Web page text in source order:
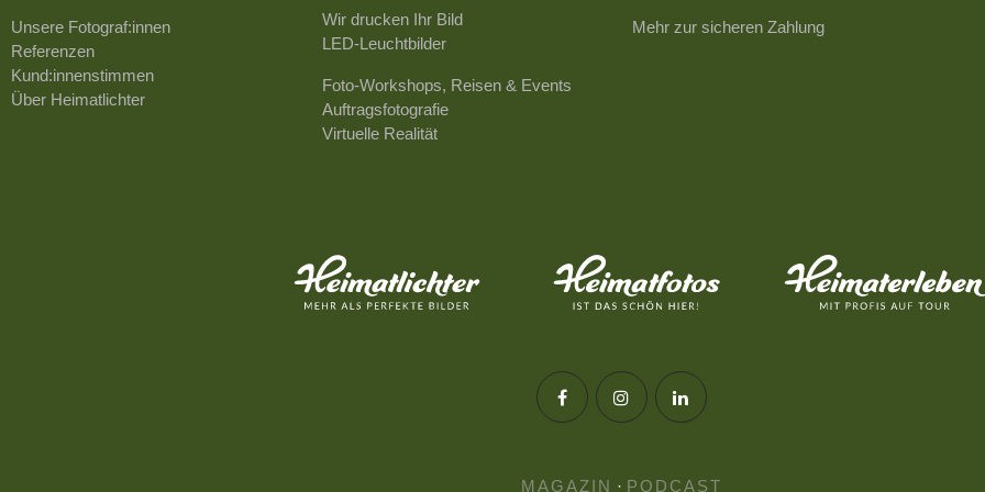
Unsere Fotograf:innen
Referenzen
Kund:innenstimmen
Über Heimatlichter
Wir drucken Ihr Bild
LED-Leuchtbilder
Foto-Workshops, Reisen & Events
Auftragsfotografie
Virtuelle Realität
Mehr zur sicheren Zahlung
MAGAZIN · PODCAST